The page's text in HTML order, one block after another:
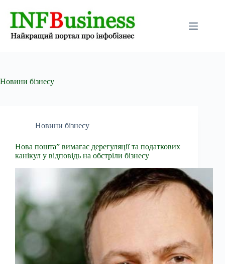
Новини бізнесу
Новини бізнесу
Нова пошта” вимагає дерегуляції та податкових
канікул у відповідь на обстріли бізнесу